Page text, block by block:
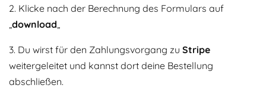
2. Klicke nach der Berechnung des Formulars auf
„download„
3. Du wirst für den Zahlungsvorgang zu Stripe
weitergeleitet und kannst dort deine Bestellung
abschließen.